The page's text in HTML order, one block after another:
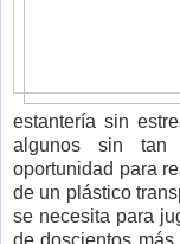
estantería sin
algunos sin tan
oportunidad para
de un plástico
se necesita para